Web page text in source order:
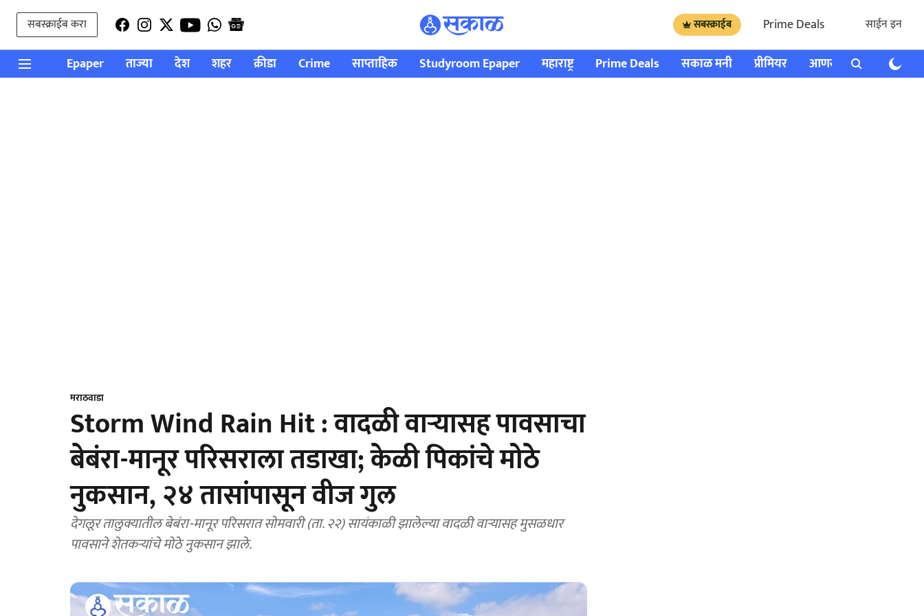
सबस्क्राईब करा सबस्क्राईब Prime Deals साईन इन
Epaper ताज्या देश शहर क्रीडा Crime साप्ताहिक Studyroom Epaper महाराष्ट्र Prime Deals सकाळ मनी प्रीमियर आणखी राशी भविष्य
मराठवाडा
Storm Wind Rain Hit : वादळी वाऱ्यासह पावसाचा
बेबंरा-मानूर परिसराला तडाखा; केळी पिकांचे मोठे
नुकसान, २४ तासांपासून वीज गुल
देगलूर तालुक्यातील बेबंरा-मानूर परिसरात सोमवारी (ता. २२) सायंकाळी झालेल्या वादळी वाऱ्यासह मुसळधार
पावसाने शेतकऱ्यांचे मोठे नुकसान झाले.